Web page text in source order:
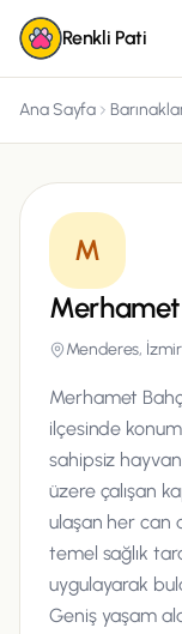
Renkli Pati
Ana Sayfa
M
Menderes, İzmir
Merhamet
ilçesinde
sahipsiz
üzere çalışan
ulaşan her can
temel sağlık
uygulayarak
Geniş yaşam